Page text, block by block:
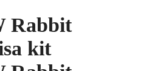
Rabbit
kit